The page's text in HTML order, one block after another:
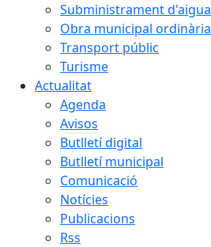
Subministrament d'aigua
Obra municipal ordinària
Transport públic
Turisme
Actualitat
Agenda
Avisos
Butlletí digital
Butlletí municipal
Comunicació
Notícies
Publicacions
Rss